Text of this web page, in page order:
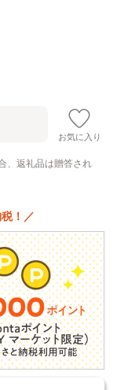
お気に入り
、返礼品は贈答され
！／